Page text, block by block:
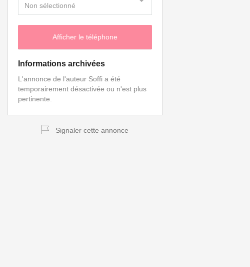
Non sélectionné
Afficher le téléphone
Informations archivées
L'annonce de l'auteur Soffi a été
temporairement désactivée ou n'est plus
pertinente.
Signaler cette annonce